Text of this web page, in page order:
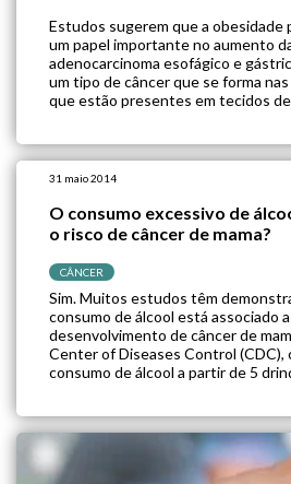
Estudos sugerem que a obesidade
um papel importante no aumento
adenocarcinoma esofágico e
um tipo de câncer que se forma
que estão presentes em tecidos
avaliaram a associação entre […]
31 maio 2014
O consumo excessivo de
o risco de câncer de mama?
CÂNCER
Sim. Muitos estudos têm
consumo de álcool está associado
desenvolvimento de câncer de
Center of Diseases Control (CDC),
consumo de álcool a partir de 5